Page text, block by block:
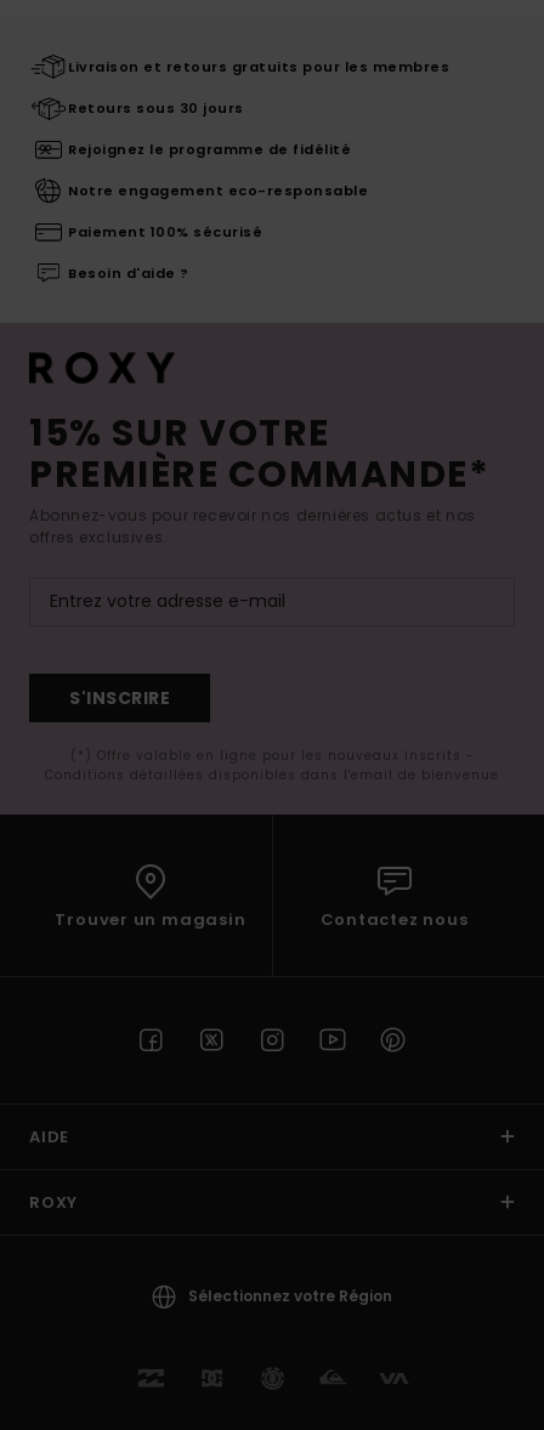
Livraison et retours gratuits pour les membres
Retours sous 30 jours
Rejoignez le programme de fidélité
Notre engagement eco-responsable
Paiement 100% sécurisé
Besoin d'aide ?
15% SUR VOTRE
PREMIÈRE COMMANDE*
Abonnez-vous pour recevoir nos dernières actus et nos
offres exclusives.
S'INSCRIRE
(*) Offre valable en ligne pour les nouveaux inscrits -
Conditions détaillées disponibles dans l'email de bienvenue
Trouver un magasin Contactez nous
AIDE
ROXY
Sélectionnez votre Région